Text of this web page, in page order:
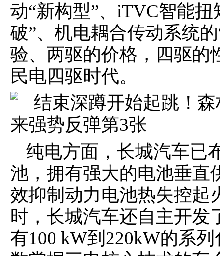
动“新构型”、iTVC智能
破”、机电耦合传动系统
验、两驱的价格，四驱的
民电四驱时代。
纯电方面，长城汽车已
池，拥有强大的电池垂直
效抑制动力电池热失控起
时，长城汽车还自主开发
有100 kW到220kW的系